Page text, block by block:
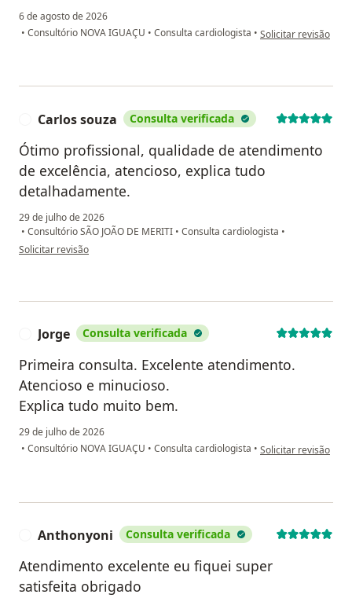
6 de agosto de 2026
• Consultório NOVA IGUAÇU • Consulta cardiologista • na opinião do
Solicitar revisão
Carlos souza Consulta verificada
Ótimo profissional, qualidade de atendimento
de excelência, atencioso, explica tudo
detalhadamente.
29 de julho de 2026
• Consultório SÃO JOÃO DE MERITI • Consulta cardiologista •
na opinião do utilizador Carlos souza
Solicitar revisão
Jorge Consulta verificada
Primeira consulta. Excelente atendimento.
Atencioso e minucioso.
Explica tudo muito bem.
29 de julho de 2026
• Consultório NOVA IGUAÇU • Consulta cardiologista • na opinião do
Solicitar revisão
Anthonyoni Consulta verificada
Atendimento excelente eu fiquei super
satisfeita obrigado